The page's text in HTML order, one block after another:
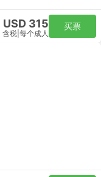
USD 315
含税 每个成人
买票